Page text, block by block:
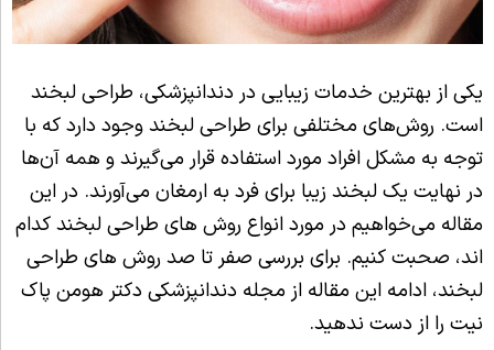
یکی از بهترین خدمات زیبایی در دندانپزشکی، طراحی لبخند
است. روش‌های مختلفی برای طراحی لبخند وجود دارد که با
توجه به مشکل افراد مورد استفاده قرار می‌گیرند و همه آن‌ها
در نهایت یک لبخند زیبا برای فرد به ارمغان می‌آورند. در این
مقاله می‌خواهیم در مورد انواع روش های طراحی لبخند کدام
اند،‌ صحبت کنیم. برای بررسی صفر تا صد روش های طراحی
لبخند، ادامه این مقاله از مجله دندانپزشکی دکتر هومن پاک
نیت را از دست ندهید.